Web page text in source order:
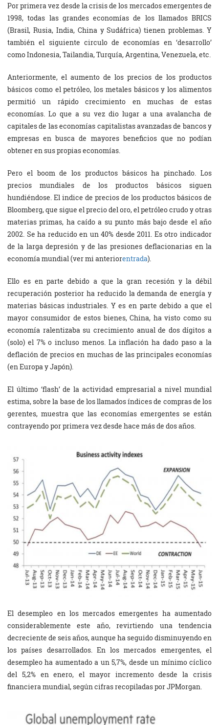
Por primera vez desde la crisis de los mercados emergentes de
1998, todas las grandes economías de los llamados BRICS
(Brasil, Rusia, India, China y Sudáfrica) tienen problemas. Y
también el siguiente circulo de economías en ‘desarrollo’
como Indonesia, Tailandia, Turquía, Argentina, Venezuela, etc.
Anteriormente, el aumento de los precios de los productos
básicos como el petróleo, los metales básicos y los alimentos
permitió un rápido crecimiento en muchas de estas
economías. Lo que a su vez dio lugar a una avalancha de
capitales de las economías capitalistas avanzadas de bancos y
empresas en busca de mayores beneficios que no podían
obtener en sus propias economías.
Pero el boom de los productos básicos ha pinchado. Los
precios mundiales de los productos básicos siguen
hundiéndose. El indice de precios de los productos básicos de
Bloomberg, que sigue el precio del oro, el petróleo crudo y otras
materias primas, ha caído a su punto más bajo desde el año
2002. Se ha reducido en un 40% desde 2011. Es otro indicador
de la larga depresión y de las presiones deflacionarias en la
economía mundial (ver mi anteriorentrada).
Ello es en parte debido a que la gran recesión y la débil
recuperación posterior ha reducido la demanda de energía y
materias básicas industriales. Y es en parte debido a que el
mayor consumidor de estos bienes, China, ha visto como su
economía ralentizaba su crecimiento anual de dos dígitos a
(solo) el 7% o incluso menos. La inflación ha dado paso a la
deflación de precios en muchas de las principales economías
(en Europa y Japón).
El último ‘flash’ de la actividad empresarial a nivel mundial
estima, sobre la base de los llamados índices de compras de los
gerentes, muestra que las economías emergentes se están
contrayendo por primera vez desde hace más de dos años.
El desempleo en los mercados emergentes ha aumentado
considerablemente este año, revirtiendo una tendencia
decreciente de seis años, aunque ha seguido disminuyendo en
los países desarrollados. En los mercados emergentes, el
desempleo ha aumentado a un 5,7%, desde un mínimo cíclico
del 5,2% en enero, el mayor incremento desde la crisis
financiera mundial, según cifras recopiladas por JPMorgan.